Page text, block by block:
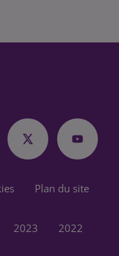
Plan du site
2023 2022